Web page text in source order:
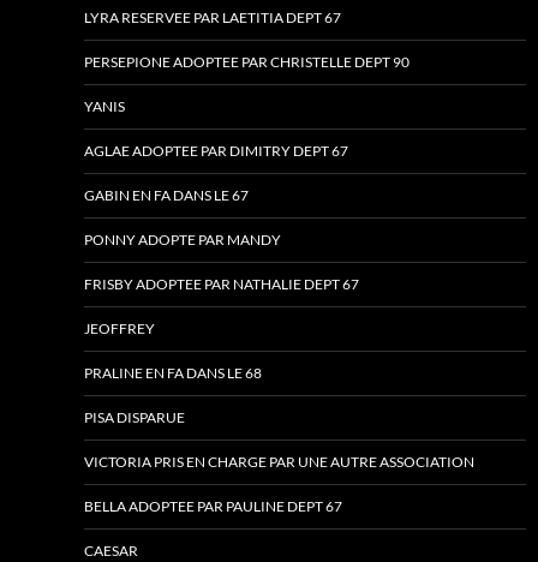
LYRA RESERVEE PAR LAETITIA DEPT 67
PERSEPIONE ADOPTEE PAR CHRISTELLE DEPT 90
YANIS
AGLAE ADOPTEE PAR DIMITRY DEPT 67
GABIN EN FA DANS LE 67
PONNY ADOPTE PAR MANDY
FRISBY ADOPTEE PAR NATHALIE DEPT 67
JEOFFREY
PRALINE EN FA DANS LE 68
PISA DISPARUE
VICTORIA PRIS EN CHARGE PAR UNE AUTRE ASSOCIATION
BELLA ADOPTEE PAR PAULINE DEPT 67
CAESAR